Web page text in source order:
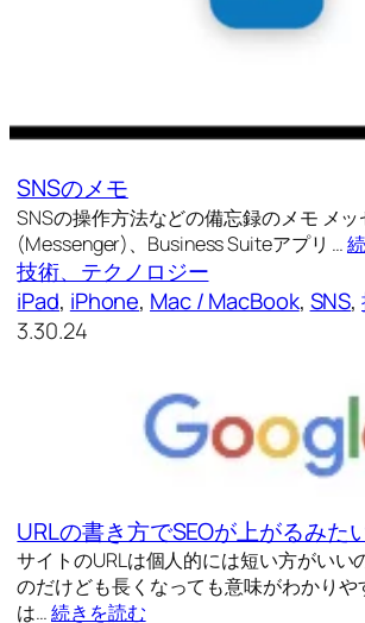
SNSのメモ
SNSの操作方法などの備忘録のメモ メ
(Messenger)、Business Suiteアプリ …
技術、テクノロジー
iPad, iPhone, Mac / MacBook, SNS,
3.30.24
URLの書き方でSEOが上がるみた
サイトのURLは個人的には短い方がいい
のだけども長くなっても意味がわかりや
は…続きを読む